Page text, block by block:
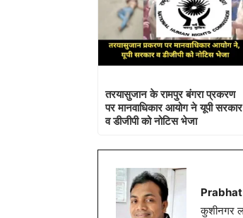
तरयासुजान के रामपुर बंगरा प्रकरण
पर मानवाधिकार आयोग ने यूपी सरकार
व डीजीपी को नोटिस भेजा
Prabhat
कुशीनगर